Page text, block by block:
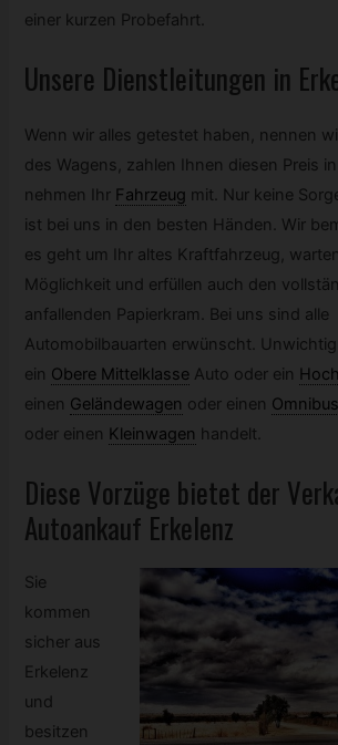
einer kurzen Probefahrt.
Unsere Dienstleitungen in
Wenn wir alles getestet haben, nennen
des Wagens, zahlen Ihnen diesen Preis
nehmen Ihr Fahrzeug mit. Nur keine
ist bei uns in den besten Händen. Wir
es geht um Ihr altes Kraftfahrzeug,
Möglichkeit und erfüllen auch den
anfallenden Papierkram. Bei uns sind alle
Automobilbauarten erwünscht.
ein Obere Mittelklasse Auto oder ein
einen Geländewagen oder einen Omnibus
oder einen Kleinwagen handelt.
Diese Vorzüge bietet der
Autoankauf Erkelenz
Sie
kommen
sicher aus
Erkelenz
und
besitzen